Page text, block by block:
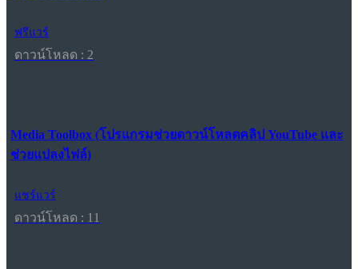
ฟรีแวร์
ดาวน์โหลด : 2
Media Toolbox (โปรแกรมช่วยดาวน์โหลดคลิป YouTube และ
ช่วยแปลงไฟล์)
แชร์แวร์
ดาวน์โหลด : 11